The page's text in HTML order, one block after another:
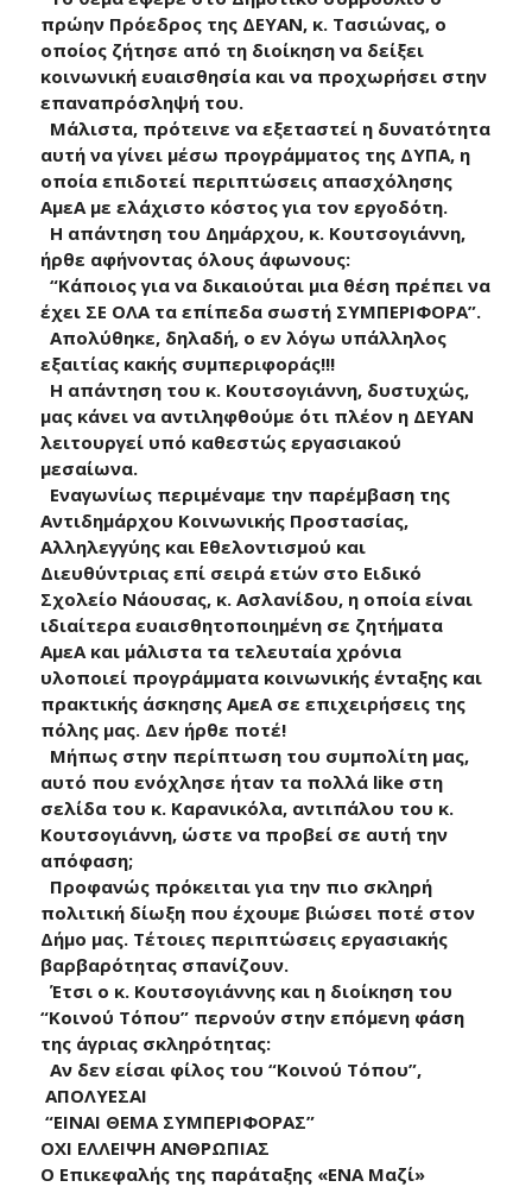
πρώην Πρόεδρος της ΔΕΥΑN, κ. Τασιώνας, ο
οποίος ζήτησε από τη διοίκηση να δείξει
κοινωνική ευαισθησία και να προχωρήσει στην
επαναπρόσληψή του.
Μάλιστα, πρότεινε να εξεταστεί η δυνατότητα
αυτή να γίνει μέσω προγράμματος της ΔΥΠΑ, η
οποία επιδοτεί περιπτώσεις απασχόλησης
ΑμεΑ με ελάχιστο κόστος για τον εργοδότη.
Η απάντηση του Δημάρχου, κ. Κουτσογιάννη,
ήρθε αφήνοντας όλους άφωνους:
“Κάποιος για να δικαιούται μια θέση πρέπει να
έχει ΣΕ ΟΛΑ τα επίπεδα σωστή ΣΥΜΠΕΡΙΦΟΡΑ”.
Απολύθηκε, δηλαδή, ο εν λόγω υπάλληλος
εξαιτίας κακής συμπεριφοράς!!!
Η απάντηση του κ. Κουτσογιάννη, δυστυχώς,
μας κάνει να αντιληφθούμε ότι πλέον η ΔΕΥΑΝ
λειτουργεί υπό καθεστώς εργασιακού
μεσαίωνα.
Εναγωνίως περιμέναμε την παρέμβαση της
Αντιδημάρχου Κοινωνικής Προστασίας,
Αλληλεγγύης και Εθελοντισμού και
Διευθύντριας επί σειρά ετών στο Ειδικό
Σχολείο Νάουσας, κ. Ασλανίδου, η οποία είναι
ιδιαίτερα ευαισθητοποιημένη σε ζητήματα
ΑμεΑ και μάλιστα τα τελευταία χρόνια
υλοποιεί προγράμματα κοινωνικής ένταξης και
πρακτικής άσκησης ΑμεΑ σε επιχειρήσεις της
πόλης μας. Δεν ήρθε ποτέ!
Μήπως στην περίπτωση του συμπολίτη μας,
αυτό που ενόχλησε ήταν τα πολλά like στη
σελίδα του κ. Καρανικόλα, αντιπάλου του κ.
Κουτσογιάννη, ώστε να προβεί σε αυτή την
απόφαση;
Προφανώς πρόκειται για την πιο σκληρή
πολιτική δίωξη που έχουμε βιώσει ποτέ στον
Δήμο μας. Τέτοιες περιπτώσεις εργασιακής
βαρβαρότητας σπανίζουν.
Έτσι ο κ. Κουτσογιάννης και η διοίκηση του
“Κοινού Τόπου” περνούν στην επόμενη φάση
της άγριας σκληρότητας:
Αν δεν είσαι φίλος του “Κοινού Τόπου”,
ΑΠΟΛΥΕΣΑΙ
“ΕΙΝΑΙ ΘΕΜΑ ΣΥΜΠΕΡΙΦΟΡΑΣ”
ΟΧΙ ΕΛΛΕΙΨΗ ΑΝΘΡΩΠΙΑΣ
Ο Επικεφαλής της παράταξης «ΕΝΑ Μαζί»